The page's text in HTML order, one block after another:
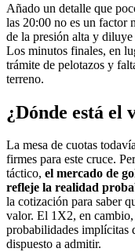
Añado un detalle que
las 20:00 no es un factor
de la presión alta y
Los minutos finales, en
trámite de pelotazos y
terreno.
¿Dónde está el
La mesa de cuotas
firmes para este cruce.
táctico, el mercado de
refleje la realidad
la cotización para saber
valor. El 1X2, en cambio,
probabilidades implícitas
dispuesto a admitir.